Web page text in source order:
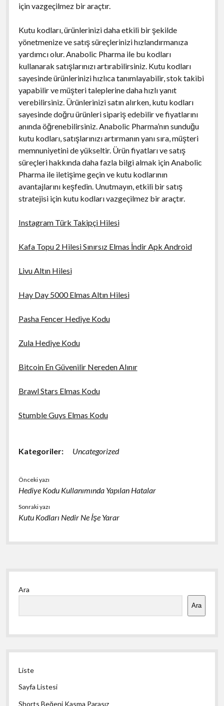
için vazgeçilmez bir araçtır.
Kutu kodları, ürünlerinizi daha etkili bir şekilde
yönetmenize ve satış süreçlerinizi hızlandırmanıza
yardımcı olur. Anabolic Pharma ile bu kodları
kullanarak satışlarınızı artırabilirsiniz. Kutu kodları
sayesinde ürünlerinizi hızlıca tanımlayabilir, stok takibi
yapabilir ve müşteri taleplerine daha hızlı yanıt
verebilirsiniz. Ürünlerinizi satın alırken, kutu kodları
sayesinde doğru ürünleri sipariş edebilir ve fiyatlarını
anında öğrenebilirsiniz. Anabolic Pharma’nın sunduğu
kutu kodları, satışlarınızı artırmanın yanı sıra, müşteri
memnuniyetini de yükseltir. Ürün fiyatları ve satış
süreçleri hakkında daha fazla bilgi almak için Anabolic
Pharma ile iletişime geçin ve kutu kodlarının
avantajlarını keşfedin. Unutmayın, etkili bir satış
stratejisi için kutu kodları vazgeçilmez bir araçtır.
Instagram Türk Takipçi Hilesi
Kafa Topu 2 Hilesi Sınırsız Elmas İndir Apk Android
Livu Altın Hilesi
Hay Day 5000 Elmas Altın Hilesi
Pasha Fencer Hediye Kodu
Zula Hediye Kodu
Bitcoin En Güvenilir Nereden Alınır
Brawl Stars Elmas Kodu
Stumble Guys Elmas Kodu
Kategoriler: Uncategorized
Önceki yazı
Hediye Kodu Kullanımında Yapılan Hatalar
Sonraki yazı
Kutu Kodları Nedir Ne İşe Yarar
Yan
Menü
Ara
Ara
Liste
Sayfa Listesi
Shorts Beğeni Kasma Parasız